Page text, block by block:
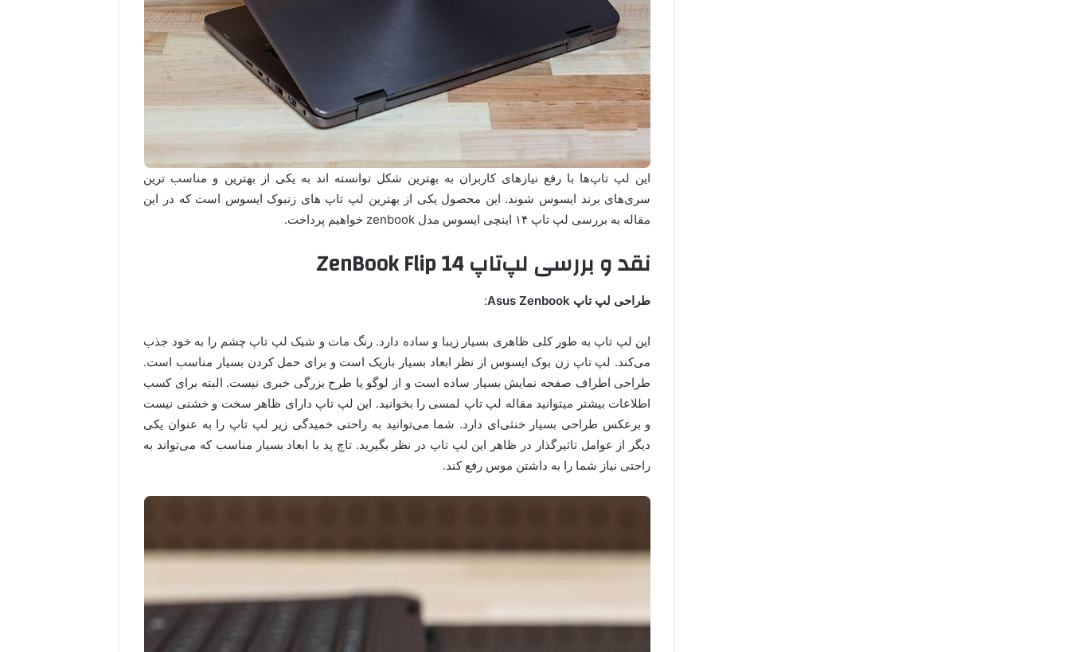
این لپ تاپ‌ها با رفع نیازهای کاربران به بهترین شکل توانسته اند به یکی از بهترین و مناسب ترین
سری‌های برند ایسوس شوند. این محصول یکی از بهترین لپ تاپ های زنبوک ایسوس است که در این
مقاله به بررسی لپ تاپ ۱۴ اینچی ایسوس مدل zenbook خواهیم پرداخت.
نقد و بررسی لپ‌تاپ ZenBook Flip 14
طراحی لپ تاپ Asus Zenbook :
این لپ تاپ به طور کلی ظاهری بسیار زیبا و ساده دارد. رنگ مات و شیک لپ تاپ چشم را به خود جذب
می‌کند. لپ تاپ زن بوک ایسوس از نظر ابعاد بسیار باریک است و برای حمل کردن بسیار مناسب است.
طراحی اطراف صفحه نمایش بسیار ساده است و از لوگو یا طرح بزرگی خبری نیست. البته برای کسب
اطلاعات بیشتر میتوانید مقاله لپ تاپ لمسی را بخوانید. این لپ تاپ دارای ظاهر سخت و خشنی نیست
و برعکس طراحی بسیار خنثی‌ای دارد. شما می‌توانید به راحتی خمیدگی زیر لپ تاپ را به عنوان یکی
دیگر از عوامل تاثیرگذار در ظاهر این لپ تاپ در نظر بگیرید. تاچ پد با ابعاد بسیار مناسب که می‌تواند به
راحتی نیاز شما را به داشتن موس رفع کند.